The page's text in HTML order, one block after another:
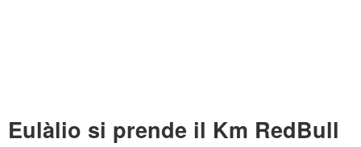
Eulàlio si prende il Km RedBull